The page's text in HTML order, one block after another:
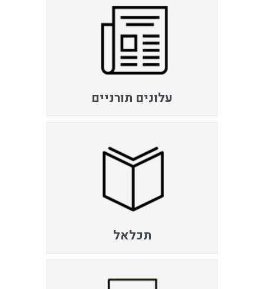
עלונים תורניים
תכלאל